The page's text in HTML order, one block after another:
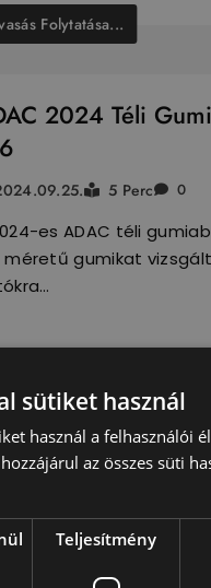
Folytatása...
2024 Téli
5 Perc 0
es ADAC téli
méretű gumikat
2 Perc
sütiket használ
használ a felhasználói
az összes süti
Teljesítmény